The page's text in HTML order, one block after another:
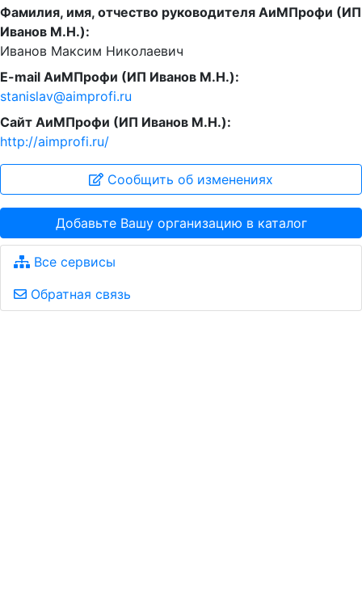
Фамилия, имя, отчество руководителя АиМПрофи (ИП
Иванов М.Н.):
Иванов Максим Николаевич
E-mail АиМПрофи (ИП Иванов М.Н.):
stanislav@aimprofi.ru
Сайт АиМПрофи (ИП Иванов М.Н.):
http://aimprofi.ru/
Сообщить об изменениях
Добавьте Вашу организацию в каталог
Все сервисы
Обратная связь